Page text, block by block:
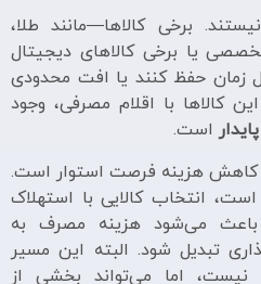
برخی کالاها—مانند طلا،
یا برخی کالاهای دیجیتال
زمان حفظ کنند یا افت محدودی
کالاها با اقلام مصرفی، وجود
است.
کاهش هزینه فرصت استوار است.
است، انتخاب کالایی با استهلاک
باعث می‌شود هزینه مصرف به
تبدیل شود. البته این مسیر
نیست، اما می‌تواند بخشی از